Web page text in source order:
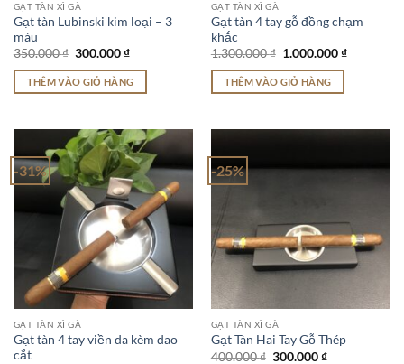
GẠT TÀN XÌ GÀ
Gạt tàn Lubinski kim loại – 3
màu
350.000₫ Giá
là:
350.000 ₫.
300.000₫Giá
tại
là:
THÊM VÀO GIỎ HÀNG
GẠT TÀN XÌ GÀ
Gạt tàn 4 tay gỗ đồng chạm
khắc
1.300.000₫ Giá
là:
1.300.000 ₫.
1.000.000₫Giá
THÊM VÀO GIỎ HÀNG
-31%
GẠT TÀN XÌ GÀ
Gạt tàn 4 tay viền da kèm dao
cắt
-25%
GẠT TÀN XÌ GÀ
Gạt Tàn Hai Tay Gỗ Thép
400.000₫ Giá
300.000₫Giá